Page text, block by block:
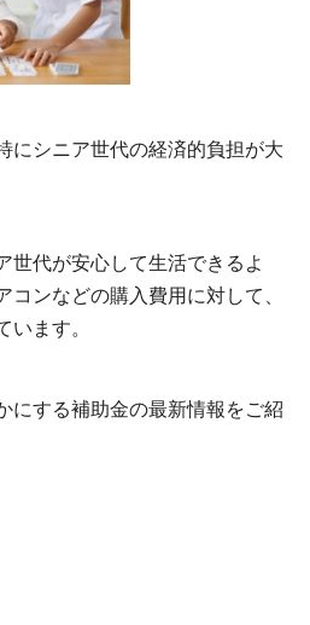
にシニア世代の経済的負担が大
世代が安心して生活できるよ
コンなどの購入費用に対して、
います。
にする補助金の最新情報をご紹